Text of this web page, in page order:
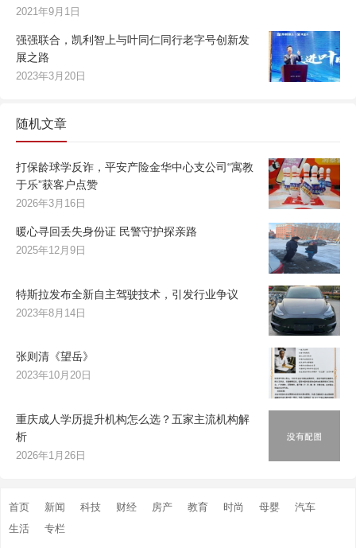
2021年9月1日
强强联合，凯利智上与叶同仁同行老字号创新发
展之路
2023年3月20日
随机文章
打保龄球学反诈，平安产险金华中心支公司“寓教
于乐”获客户点赞
2026年3月16日
暖心寻回丢失身份证 民警守护探亲路
2025年12月9日
特斯拉发布全新自主驾驶技术，引发行业争议
2023年8月14日
张则清《望岳》
2023年10月20日
重庆成人学历提升机构怎么选？五家主流机构解
析
2026年1月26日
首页 新闻 科技 财经 房产 教育 时尚 母婴
汽车
生活
专栏